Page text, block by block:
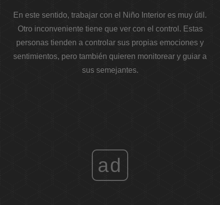
En este sentido, trabajar con el Niño Interior es muy útil.
Otro inconveniente tiene que ver con el control. Estas
personas tienden a controlar sus propias emociones y
sentimientos, pero también quieren monitorear y guiar a
sus semejantes.
ad